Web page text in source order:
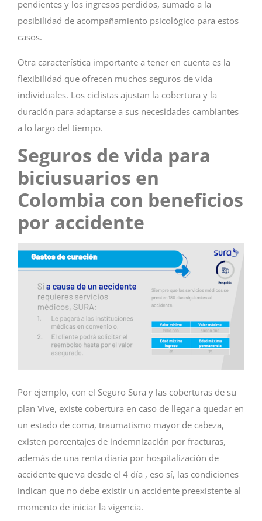
pendientes y los ingresos perdidos, sumado a la
posibilidad de acompañamiento psicológico para estos
casos.
Otra característica importante a tener en cuenta es la
flexibilidad que ofrecen muchos seguros de vida
individuales. Los ciclistas ajustan la cobertura y la
duración para adaptarse a sus necesidades cambiantes
a lo largo del tiempo.
Seguros de vida para
biciusuarios en
Colombia con beneficios
por accidente
Por ejemplo, con el Seguro Sura y las coberturas de su
plan Vive, existe cobertura en caso de llegar a quedar en
un estado de coma, traumatismo mayor de cabeza,
existen porcentajes de indemnización por fracturas,
además de una renta diaria por hospitalización de
accidente que va desde el 4 día , eso sí, las condiciones
indican que no debe existir un accidente preexistente al
momento de iniciar la vigencia.